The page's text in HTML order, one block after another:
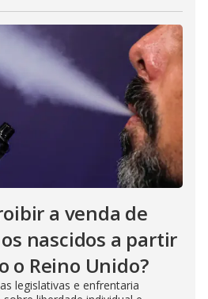
a venda de
nascidos a partir
o Reino Unido?
legislativas e enfrentaria